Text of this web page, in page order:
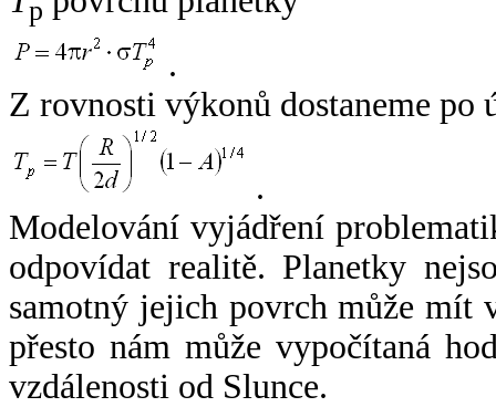
p
.
Z rovnosti výkonů dostaneme po
.
Modelování vyjádření
odpovídat realitě. Planetky
samotný jejich povrch může mít
přesto nám může vypočítaná
vzdálenosti od Slunce.